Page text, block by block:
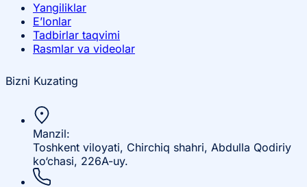
Yangiliklar
E’lonlar
Tadbirlar taqvimi
Rasmlar va videolar
Bizni Kuzating
Manzil:
Toshkent viloyati, Chirchiq shahri, Abdulla Qodiriy
ko‘chasi, 226A-uy.